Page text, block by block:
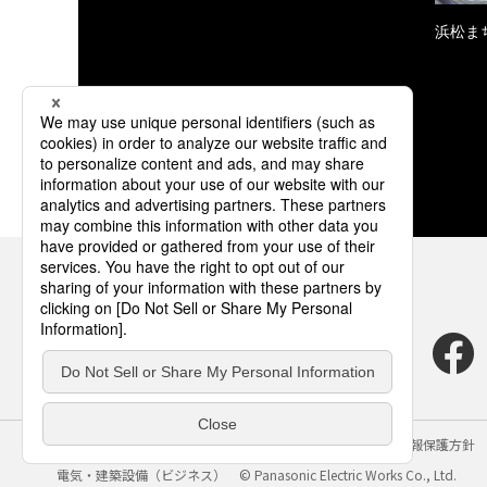
浜松ま
サイトのご利用にあたって クッキーポリシー
個人情報保護方針
電気・建築設備（ビジネス）
© Panasonic Electric Works Co., Ltd.